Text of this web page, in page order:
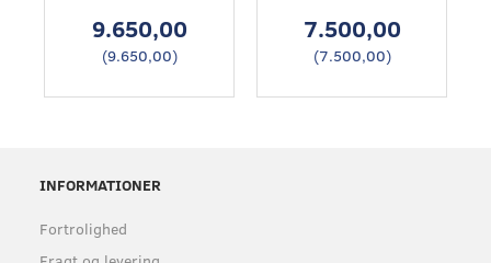
9.650,00
(9.650,00)
7.500,00
(7.500,00)
INFORMATIONER
Fortrolighed